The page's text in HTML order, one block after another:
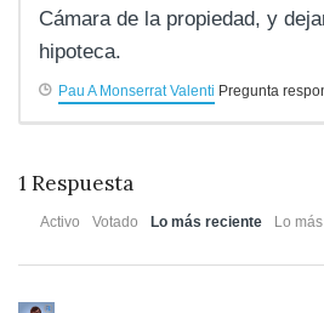
Cámara de la propiedad, y
hipoteca.
Pau A Monserrat Valenti Pregunta
1 Respuesta
Activo Votado Lo más reciente Lo